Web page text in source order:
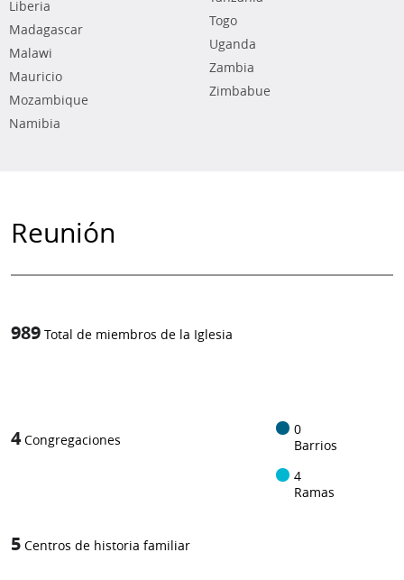
Liberia
Madagascar
Malawi
Mauricio
Mozambique
Namibia
Togo
Uganda
Zambia
Zimbabue
Reunión
989 Total de miembros de la Iglesia
4 Congregaciones
0
Barrios
4
Ramas
5 Centros de historia familiar